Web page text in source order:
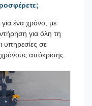
ένα χρόνο, με
για όλη τη
υπηρεσίες σε
απόκρισης.